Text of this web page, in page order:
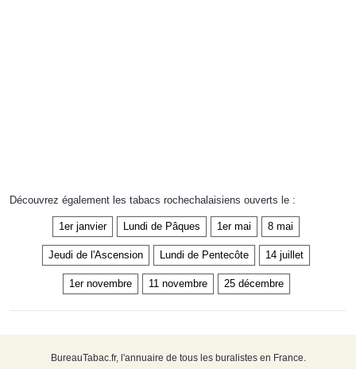
Découvrez également les tabacs rochechalaisiens ouverts le :
1er janvier Lundi de Pâques 1er mai 8 mai
Jeudi de l'Ascension Lundi de Pentecôte 14 juillet
1er novembre 11 novembre 25 décembre
BureauTabac.fr, l'annuaire de tous les buralistes en France.